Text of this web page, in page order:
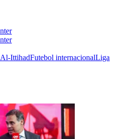
Al-IttihadFutebol internacionalLiga